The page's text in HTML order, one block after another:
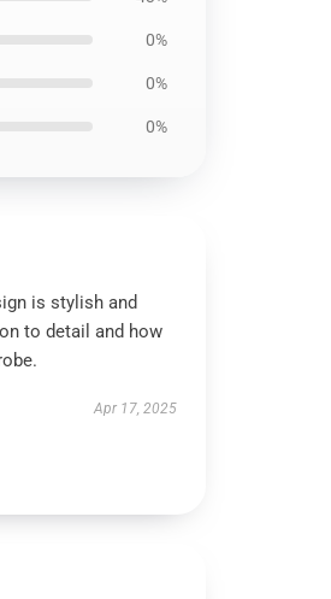
0%
0%
0%
is stylish and
to detail and how
Apr 17, 2025